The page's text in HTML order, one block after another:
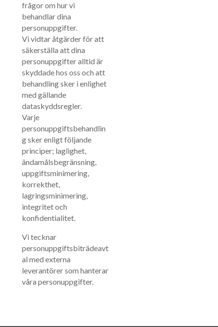
frågor om hur vi
behandlar dina
personuppgifter.
Vi vidtar åtgärder för att
säkerställa att dina
personuppgifter alltid är
skyddade hos oss och att
behandling sker i enlighet
med gällande
dataskyddsregler.
Varje
personuppgiftsbehandlin
g sker enligt följande
principer; laglighet,
ändamålsbegränsning,
uppgiftsminimering,
korrekthet,
lagringsminimering,
integritet och
konfidentialitet.
Vi tecknar
personuppgiftsbiträdeavt
al med externa
leverantörer som hanterar
våra personuppgifter.